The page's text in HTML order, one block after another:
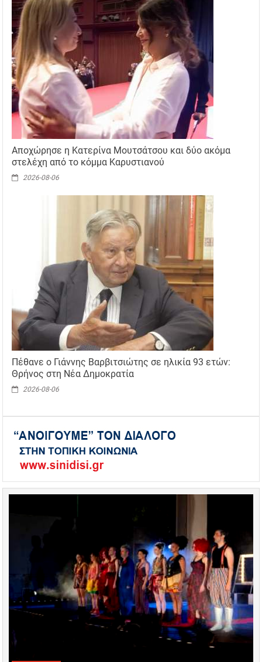
Αποχώρησε η Κατερίνα Μουτσάτσου και δύο ακόμα
στελέχη από το κόμμα Καρυστιανού
2026-08-06
Πέθανε ο Γιάννης Βαρβιτσιώτης σε ηλικία 93 ετών:
Θρήνος στη Νέα Δημοκρατία
2026-08-06